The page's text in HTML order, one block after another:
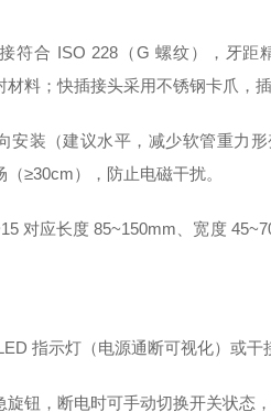
符合 ISO 228（G 螺纹），牙
材料；快插接头采用不锈钢卡爪，
安装（建议水平，减少软管重力
≥30cm），防止电磁干扰。
对应长度 85~150mm、宽度
指示灯（电源通断可视化）或干
钮，断电时可手动切换开关状态